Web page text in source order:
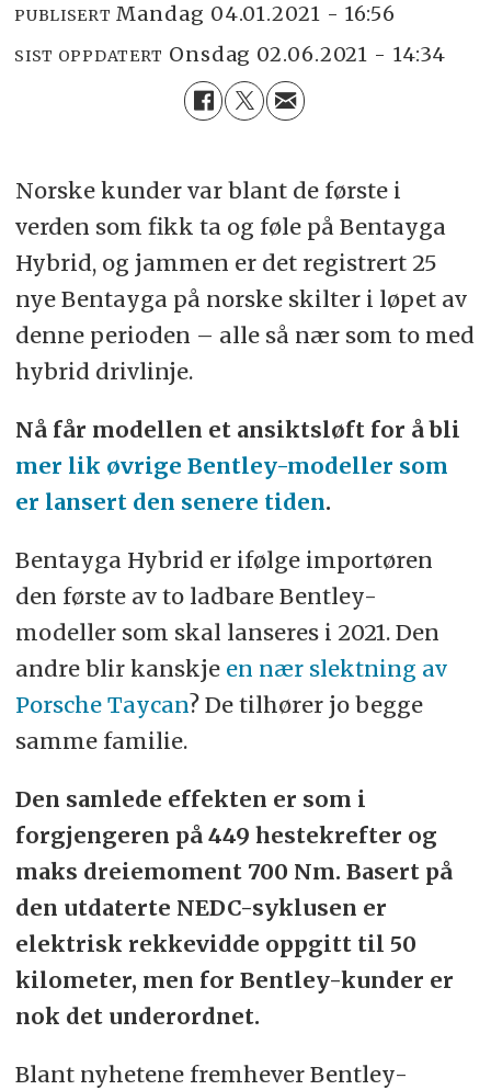
PUBLISERT mandag 04.01.2021 - 16:56
SIST OPPDATERT onsdag 02.06.2021 - 14:34
Norske kunder var blant de første i
verden som fikk ta og føle på Bentayga
Hybrid, og jammen er det registrert 25
nye Bentayga på norske skilter i løpet av
denne perioden – alle så nær som to med
hybrid drivlinje.
Nå får modellen et ansiktsløft for å bli
mer lik øvrige Bentley-modeller som
er lansert den senere tiden.
Bentayga Hybrid er ifølge importøren
den første av to ladbare Bentley-
modeller som skal lanseres i 2021. Den
andre blir kanskje en nær slektning av
Porsche Taycan? De tilhører jo begge
samme familie.
Den samlede effekten er som i
forgjengeren på 449 hestekrefter og
maks dreiemoment 700 Nm. Basert på
den utdaterte NEDC-syklusen er
elektrisk rekkevidde oppgitt til 50
kilometer, men for Bentley-kunder er
nok det underordnet.
Blant nyhetene fremhever Bentley-